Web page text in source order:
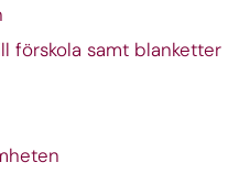
förskola samt blanketter